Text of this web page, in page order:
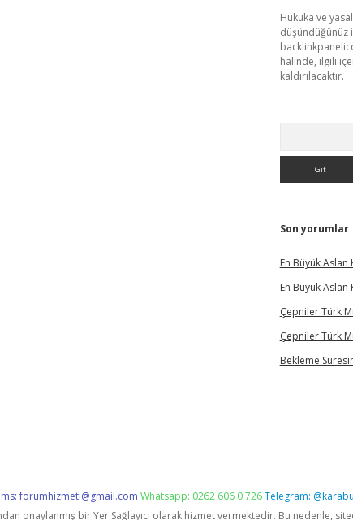
Hukuka ve
düşündüğünüz
halinde, ilgili
kaldırılacaktır.
Son yorumlar
En Büyük Aslan
En Büyük Aslan
Çepniler Türk
Çepniler Türk
Bekleme
forumhizmeti@gmail.com Whatsapp: 0262 606 0 726Telegram:
onaylanmış bir Yer Sağlayıcı olarak hizmet vermektedir. Bu nedenle,